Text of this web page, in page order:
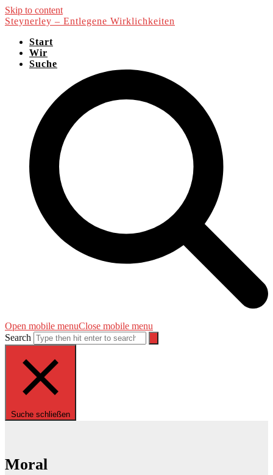
Skip to content
Steynerley – Entlegene Wirklichkeiten
Start
Wir
Suche
Open mobile menuClose mobile menu
Search
Suche schließen
Moral